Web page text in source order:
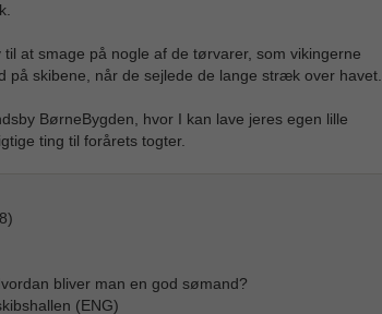
at smage på nogle af de tørvarer, som vikingerne
på skibene, når de sejlede de lange stræk over havet.
BørneBygden, hvor I kan lave jeres egen lille
ting til forårets togter.
bliver man en god sømand?
(ENG)